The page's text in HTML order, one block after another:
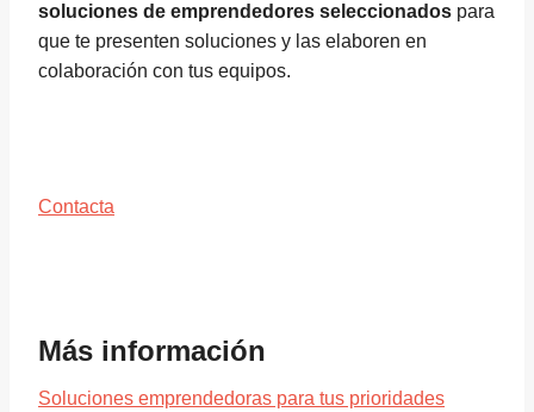
soluciones de emprendedores seleccionados para
que te presenten soluciones y las elaboren en
colaboración con tus equipos.
Contacta
Más información
Soluciones emprendedoras para tus prioridades